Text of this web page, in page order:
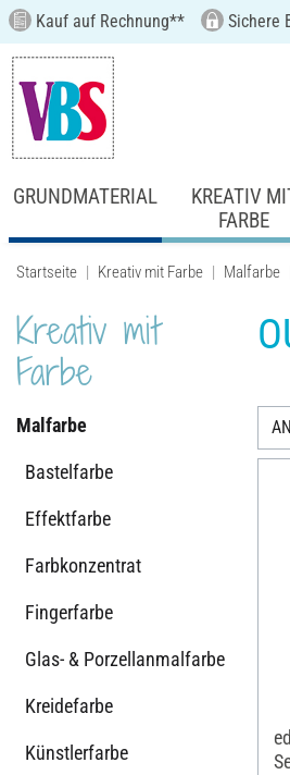
Kauf auf Rechnung** Sichere
GRUNDMATERIAL
KREATIV
FARBE
Startseite Kreativ mit Farbe Malfarbe
Kreativ mit
Farbe
Malfarbe
Bastelfarbe
Effektfarbe
Farbkonzentrat
Fingerfarbe
Glas- & Porzellanmalfarbe
Kreidefarbe
Künstlerfarbe